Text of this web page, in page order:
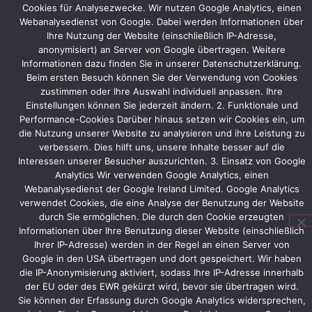
Messebau.
bestehende
Standkonzept
wird
die
neue,
größere
Standfläche
angepasst.
MachineWorks
Simulations-
Software
am
Stand
präsentieren
Cookies für Analysezwecke. Wir nutzen Google Analytics, einen
Webanalysedienst von Google. Dabei werden Informationen über
Ihre Nutzung der Website (einschließlich IP-Adresse,
anonymisiert) an Server von Google übertragen. Weitere
Informationen dazu finden Sie in unserer Datenschutzerklärung.
Beim ersten Besuch können Sie der Verwendung von Cookies
zustimmen oder Ihre Auswahl individuell anpassen. Ihre
Einstellungen können Sie jederzeit ändern. 2. Funktionale und
Performance-Cookies Darüber hinaus setzen wir Cookies ein, um
die Nutzung unserer Website zu analysieren und ihre Leistung zu
verbessern. Dies hilft uns, unsere Inhalte besser auf die
Interessen unserer Besucher auszurichten. 3. Einsatz von Google
Analytics Wir verwenden Google Analytics, einen
Webanalysedienst der Google Ireland Limited. Google Analytics
verwendet Cookies, die eine Analyse der Benutzung der Website
durch Sie ermöglichen. Die durch den Cookie erzeugten
Informationen über Ihre Benutzung dieser Website (einschließlich
Ihrer IP-Adresse) werden in der Regel an einen Server von
Google in den USA übertragen und dort gespeichert. Wir haben
die IP-Anonymisierung aktiviert, sodass Ihre IP-Adresse innerhalb
der EU oder des EWR gekürzt wird, bevor sie übertragen wird.
Sie können der Erfassung durch Google Analytics widersprechen,